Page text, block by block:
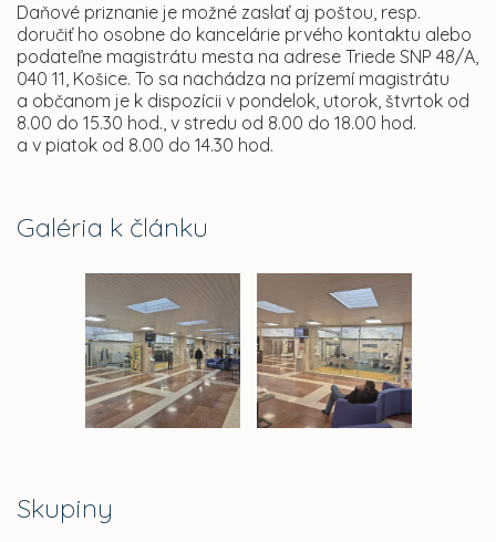
Galéria k článku
Skupiny
Daňové priznanie je možné zaslať aj poštou, resp.
doručiť ho osobne do kancelárie prvého kontaktu alebo
podateľne magistrátu mesta na adrese Triede SNP 48/A,
040 11, Košice. To sa nachádza na prízemí magistrátu
a občanom je k dispozícii v pondelok, utorok, štvrtok od
8.00 do 15.30 hod., v stredu od 8.00 do 18.00 hod.
a v piatok od 8.00 do 14.30 hod.